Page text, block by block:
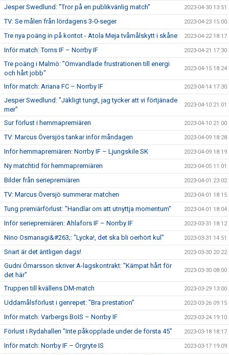
Jesper Swedlund: "Tror på en publikvänlig match" 2023-04-30 13:51
TV: Se målen från lördagens 3-0-seger 2023-04-23 15:00
Tre nya poäng in på kontot - Atola Meja tvåmålskytt i skåne 2023-04-22 18:17
Inför match: Torns IF – Norrby IF 2023-04-21 17:30
Tre poäng i Malmö: "Omvandlade frustrationen till energi
och hårt jobb"
2023-04-15 18:24
Inför match: Ariana FC – Norrby IF 2023-04-14 17:30
Jesper Swedlund: "Jäkligt tungt, jag tycker att vi förtjänade
mer"
2023-04-10 21:01
Sur förlust i hemmapremiären 2023-04-10 21:00
TV: Marcus Översjös tankar inför måndagen 2023-04-09 18:28
Inför hemmapremiären: Norrby IF – Ljungskile SK 2023-04-09 18:19
Ny matchtid för hemmapremiären 2023-04-05 11:01
Bilder från seriepremiären 2023-04-01 23:02
TV: Marcus Översjö summerar matchen 2023-04-01 18:15
Tung premiärförlust: "Handlar om att utnyttja momentum" 2023-04-01 18:04
Inför seriepremiären: Ahlafors IF – Norrby IF 2023-03-31 18:12
Nino Osmanagi&#263;: "Lycka!, det ska bli oerhört kul" 2023-03-31 14:51
Snart är det äntligen dags! 2023-03-30 20:22
Gudni Ómarsson skriver A-lagskontrakt: "Kämpat hårt för
det här"
2023-03-30 08:00
Truppen till kvällens DM-match 2023-03-29 13:00
Uddamålsförlust i genrepet: "Bra prestation" 2023-03-26 09:15
Inför match: Varbergs BoIS – Norrby IF 2023-03-24 19:10
Förlust i Rydahallen "Inte påkopplade under de första 45" 2023-03-18 18:17
Inför match: Norrby IF – Örgryte IS 2023-03-17 19:09